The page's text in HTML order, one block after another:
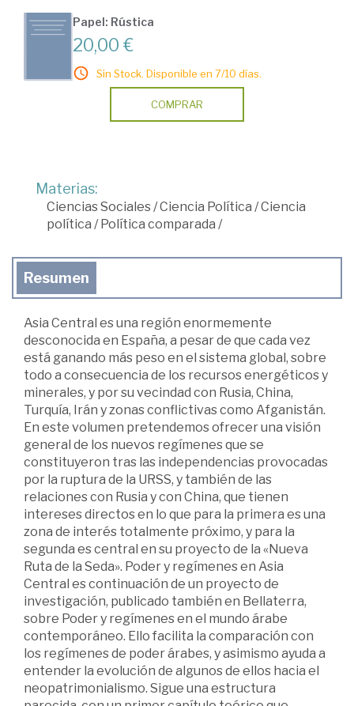
Papel: Rústica
20,00 €
Sin Stock. Disponible en 7/10 días.
COMPRAR
Materias:
Ciencias Sociales/Ciencia Política /Ciencia
política /Política comparada /
Resumen
Asia Central es una región enormemente
desconocida en España, a pesar de que cada vez
está ganando más peso en el sistema global, sobre
todo a consecuencia de los recursos energéticos y
minerales, y por su vecindad con Rusia, China,
Turquía, Irán y zonas conflictivas como Afganistán.
En este volumen pretendemos ofrecer una visión
general de los nuevos regímenes que se
constituyeron tras las independencias provocadas
por la ruptura de la URSS, y también de las
relaciones con Rusia y con China, que tienen
intereses directos en lo que para la primera es una
zona de interés totalmente próximo, y para la
segunda es central en su proyecto de la «Nueva
Ruta de la Seda». Poder y regímenes en Asia
Central es continuación de un proyecto de
investigación, publicado también en Bellaterra,
sobre Poder y regímenes en el mundo árabe
contemporáneo. Ello facilita la comparación con
los regímenes de poder árabes, y asimismo ayuda a
entender la evolución de algunos de ellos hacia el
neopatrimonialismo. Sigue una estructura